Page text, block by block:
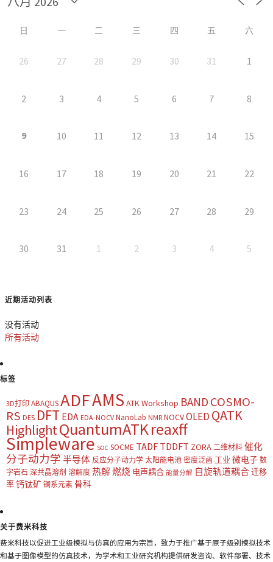
日 一 二 三 四 五 六
26 27 28 29 30 31 1
2 3 4 5 6 7 8
9 10 11 12 13 14 15
16 17 18 19 20 21 22
23 24 25 26 27 28 29
30 31 1 2 3 4 5
近期活动列表
没有活动
所有活动
标签
3D打印 ABAQUSADFAMS ATK Workshop BAND COSMO-
RS DES DFT EDA EDA-NOCV NanoLab NMR NOCVOLED QATK
HighlightQuantumATKreaxff
Simpleware SOC SOCME TADF TDDFT ZORA 二维材料 催化
分子动力学 半导体 反应分子动力学 太阳能电池 密度泛函 工业 微电子 数
字岩石 深共晶溶剂 溶解度 热解燃烧 电声耦合 能量分解 自旋轨道耦合迁移
率钙钛矿 镧系元素 骨科
关于费米科技
费米科技以促进工业级模拟与仿真的应用为宗旨，致力于推广基于原子级别模拟技术
和基于图像模型的仿真技术，为学术和工业研究机构提供研发咨询、软件部署、技术